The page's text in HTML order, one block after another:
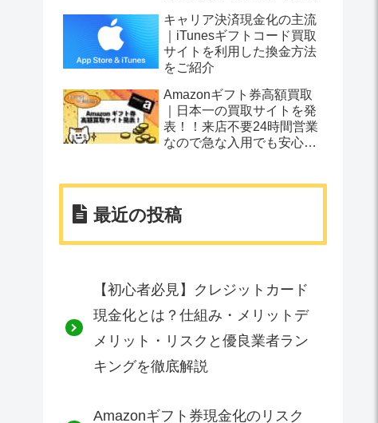
キャリア決済現金化の主流
｜iTunesギフトコード買取
サイトを利用した換金方法
をご紹介
Amazonギフト券高額買取
｜日本一の買取サイトを発
表！！来店不要24時間営業
なので急な入用でも安心で
最近の投稿
【初心者必見】クレジットカード
現金化とは？仕組み・メリットデ
メリット・リスクと優良業者ラン
キングを徹底解説
Amazonギフト券現金化のリスク